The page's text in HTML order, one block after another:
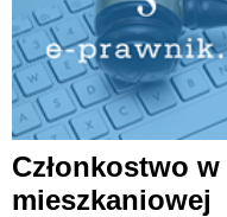
Członkostwo
mieszkaniowej